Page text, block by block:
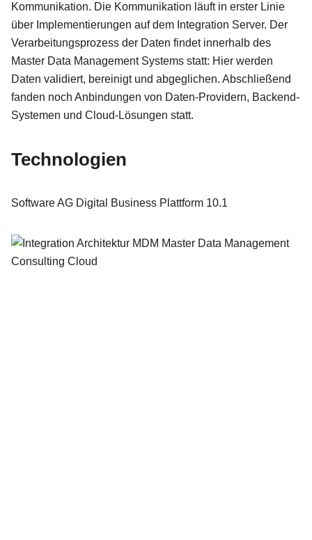
Kommunikation. Die Kommunikation läuft in erster Linie
über Implementierungen auf dem Integration Server. Der
Verarbeitungsprozess der Daten findet innerhalb des
Master Data Management Systems statt: Hier werden
Daten validiert, bereinigt und abgeglichen. Abschließend
fanden noch Anbindungen von Daten-Providern, Backend-
Systemen und Cloud-Lösungen statt.
Technologien
Software AG Digital Business Plattform 10.1